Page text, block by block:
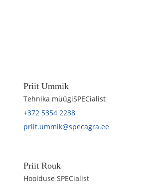
Priit Ummik
Tehnika müügiSPECialist
+372 5354 2238
priit.ummik@specagra.ee
Priit Rouk
Hoolduse SPECialist